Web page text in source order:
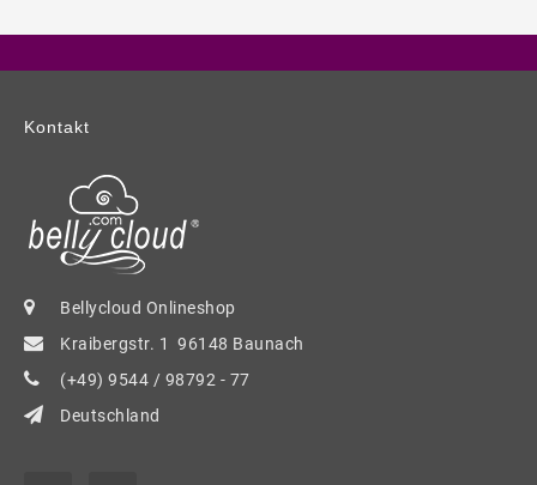
Kontakt
Bellycloud Onlineshop
Kraibergstr. 1 96148 Baunach
(+49) 9544 / 98792 - 77
Deutschland